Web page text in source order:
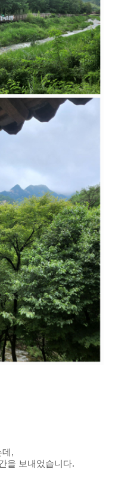
데,
을 보내었습니다.